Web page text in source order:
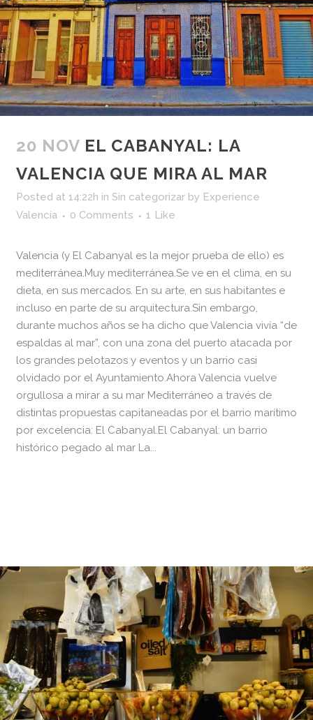
20 NOV EL CABANYAL: LA
VALENCIA QUE MIRA AL MAR
Posted at 14:22h in Sin categorizar by Experience
Valencia
0 Comments 1 Like
Valencia (y El Cabanyal es la mejor prueba de ello) es
mediterránea.Muy mediterránea.Se ve en el clima, en su
dieta, en sus mercados. En su arte, en sus habitantes e
incluso en parte de su arquitectura.Sin embargo,
durante muchos años se ha dicho que Valencia vivía “de
espaldas al mar”, con una zona del puerto atacada por
los grandes pelotazos y eventos y un barrio casi
olvidado por el Ayuntamiento.Ahora Valencia vuelve
orgullosa a mirar a su mar Mediterráneo a través de
distintas propuestas capitaneadas por el barrio marítimo
por excelencia: El Cabanyal.El Cabanyal: un barrio
histórico pegado al mar La...